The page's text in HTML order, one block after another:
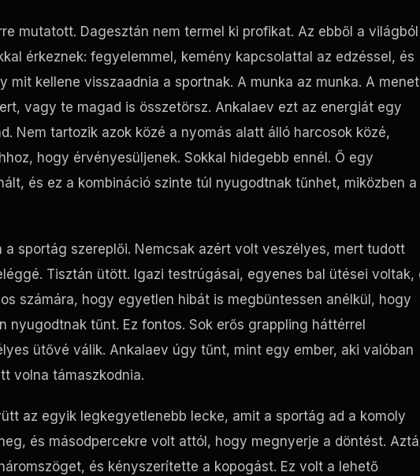
mutatott. Dagesztán nem termel ki profikat. Az ebből a világból
érkeznek: fegyelemmel, kemény kapcsolattal az edzéssel, és
mit kellene visszaadnia a sportnak. A munka az munka. A
vagy te magad is összetörsz. Ankalaev ezt az energiát egy
Nem tartozik azok közé a nyomás alatt álló harcosok közé,
hogy érvényesüljenek. Sokkal hidegebb ennél. Ő egy
és ez a kombináció szinte túl nyugodtnak tűnhet, miközben a
sportág szereplői. Nemcsak azért volt veszélyes, mert tudott
Tisztán ütött. Igazi testrúgásai, egyenes bal ütései voltak,
számára, hogy egyetlen hibát is megbüntessen anélkül, hogy
nyugodtnak tűnt. Ez fontos. Sok erős grappling háttérrel
ütővé válik. Ankalaev úgy tűnt, mint egy ember, aki valóban
volna támaszkodnia.
az egyik legkegyetlenebb lecke, amit a sportág ad a komoly
és másodpercekre volt attól, hogy megnyerje a döntést.
és kényszerítette a kopogást. Ez volt a lehető